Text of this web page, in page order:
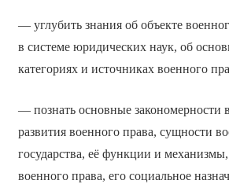
— углубить знания об объекте
в системе юридических наук, об
категориях и источниках военного
— познать основные закономерности
развития военного права, сущности
государства, её функции и
военного права, его социальное